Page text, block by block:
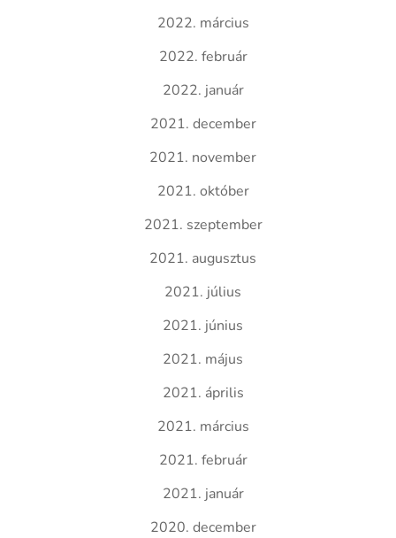
2022. március
2022. február
2022. január
2021. december
2021. november
2021. október
2021. szeptember
2021. augusztus
2021. július
2021. június
2021. május
2021. április
2021. március
2021. február
2021. január
2020. december